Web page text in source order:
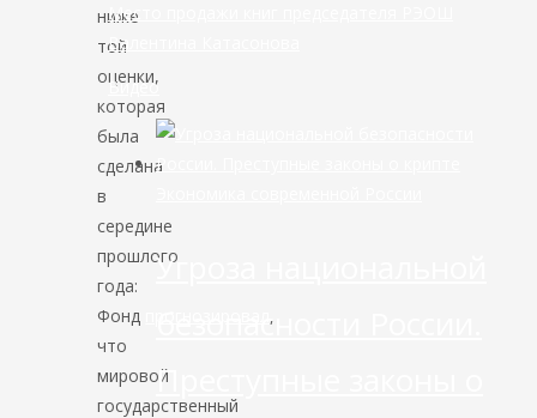
ниже
той
оценки,
которая
была
сделана
в
середине
прошлого
года:
Фонд
,
что
мировой
государственный
Место продажи книг председателя РЭОШ
Валентина Катасонова
Видео
Угроза национальной
безопасности России.
Преступные законы о